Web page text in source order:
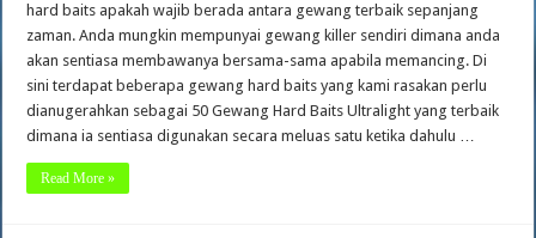
hard baits apakah wajib berada antara gewang terbaik sepanjang
zaman. Anda mungkin mempunyai gewang killer sendiri dimana anda
akan sentiasa membawanya bersama-sama apabila memancing. Di
sini terdapat beberapa gewang hard baits yang kami rasakan perlu
dianugerahkan sebagai 50 Gewang Hard Baits Ultralight yang terbaik
dimana ia sentiasa digunakan secara meluas satu ketika dahulu …
Read More »